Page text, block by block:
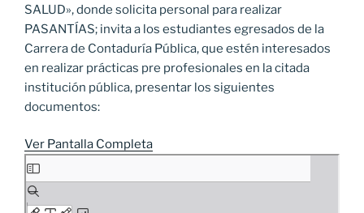
SALUD», donde solicita personal para realizar
PASANTÍAS; invita a los estudiantes egresados de la
Carrera de Contaduría Pública, que estén interesados
en realizar prácticas pre profesionales en la citada
institución pública, presentar los siguientes
documentos:
Ver Pantalla Completa
Saltar
al
contenido